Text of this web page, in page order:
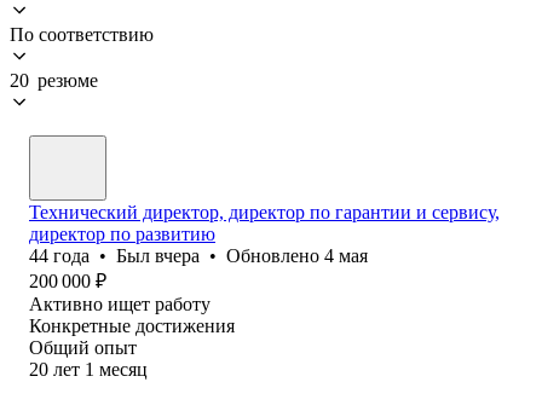
По соответствию
20 резюме
Технический директор, директор по гарантии и сервису,
директор по развитию
44 года • Был вчера • Обновлено 4 мая
200 000 ₽
Активно ищет работу
Конкретные достижения
Общий опыт
20 лет 1 месяц